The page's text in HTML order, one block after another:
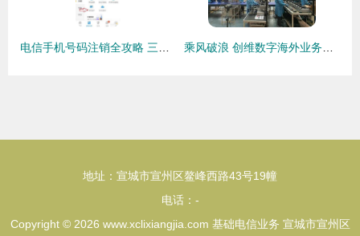
地址：宣城市宣州区鳌峰西路43号19幢
电话：-
Copyright © 2026 www.xclixiangjia.com 基础电信业务 宣城市宣州区